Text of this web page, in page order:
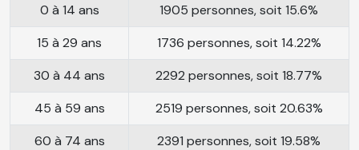
0 à 14 ans
1905 personnes, soit 15.6%
15 à 29 ans
1736 personnes, soit 14.22%
30 à 44 ans
2292 personnes, soit 18.77%
45 à 59 ans
2519 personnes, soit 20.63%
60 à 74 ans
2391 personnes, soit 19.58%